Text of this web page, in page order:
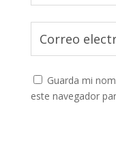
Guarda mi
este navegador